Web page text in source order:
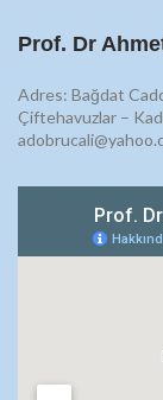
Prof. Dr
Adres: Bağdat
Çiftehavuzlar –